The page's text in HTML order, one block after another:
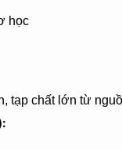
học
tạp chất lớn từ